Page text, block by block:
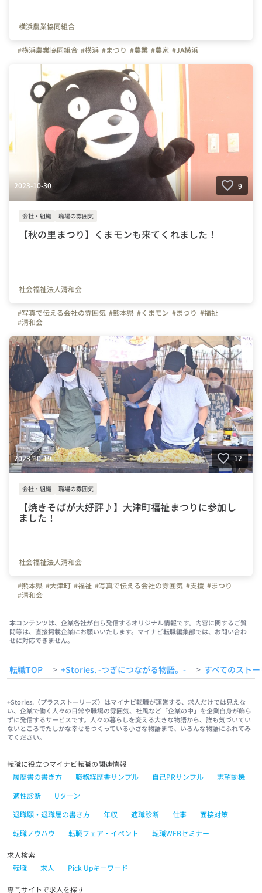
横浜農業協同組合
#横浜農業協同組合 #横浜 #まつり #農業 #農家 #JA横浜
2023-10-30 9
会社・組織 職場の雰囲気
【秋の里まつり】くまモンも来てくれました！
社会福祉法人清和会
#写真で伝える会社の雰囲気 #熊本県 #くまモン #まつり #福祉
#清和会
2023-10-19 12
会社・組織 職場の雰囲気
【焼きそばが大好評♪】大津町福祉まつりに参加し
ました！
社会福祉法人清和会
#熊本県 #大津町 #福祉 #写真で伝える会社の雰囲気 #支援 #まつり
#清和会
本コンテンツは、企業各社が自ら発信するオリジナル情報です。内容に関するご質
問等は、直接掲載企業にお願いいたします。マイナビ転職編集部では、お問い合わ
せに対応できません。
転職TOP > +Stories. -つぎにつながる物語。- > すべてのスト
+Stories.（プラスストーリーズ）はマイナビ転職が運営する、求人だけでは見えな
い、企業で働く人々の日常や職場の雰囲気、社風など「企業の中」を企業自身が飾ら
ずに発信するサービスです。人々の暮らしを変える大きな物語から、誰も気づいてい
ないところでたしかな幸せをつくっている小さな物語まで、いろんな物語にふれてみ
てください。
転職に役立つマイナビ転職の関連情報
履歴書の書き方
職務経歴書サンプル 自己PRサンプル
志望動機
適性診断
Uターン
退職願・退職届の書き方
年収 適職診断 仕事
面接対策
転職ノウハウ
転職フェア・イベント 転職WEBセミナー
求人検索
転職
求人 Pick Upキーワード
専門サイトで求人を探す